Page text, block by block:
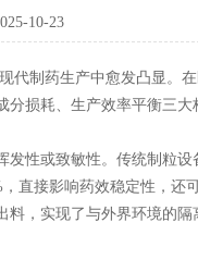
10-23
代制药生产中愈发凸显。
损耗、生产效率平衡三大
或致敏性。传统制粒设
接影响药效稳定性，还
，实现了与外界环境的隔